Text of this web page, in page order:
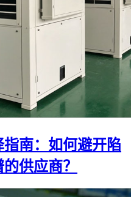
南：如何避开陷
供应商？